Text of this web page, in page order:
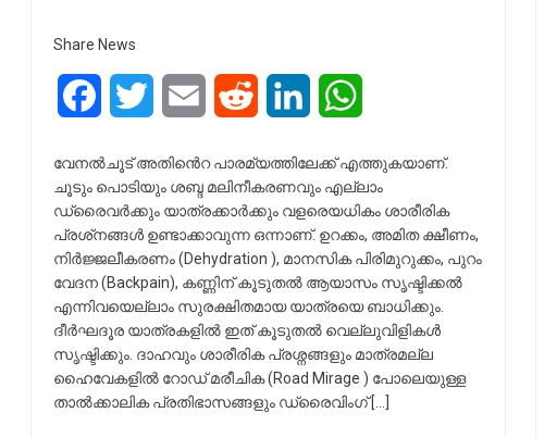
Share News
FacebookTwitter Email Reddit LinkedIn
വേനൽചൂട് അതിൻെറ പാരമ്യത്തിലേക്ക് എത്തുകയാണ്.
ചൂടും പൊടിയും ശബ്ദ മലിനീകരണവും എല്ലാം
ഡ്രൈവർക്കും യാത്രക്കാർക്കും വളരെയധികം ശാരീരിക
പ്രശ്‌നങ്ങൾ ഉണ്ടാക്കാവുന്ന ഒന്നാണ്. ഉറക്കം, അമിത ക്ഷീണം,
നിർജ്ജലീകരണം (Dehydration ), മാനസിക പിരിമുറുക്കം, പുറം
വേദന (Backpain), കണ്ണിന് കൂടുതൽ ആയാസം സൃഷ്ടിക്കൽ
എന്നിവയെല്ലാം സുരക്ഷിതമായ യാത്രയെ ബാധിക്കും.
ദീർഘദൂര യാത്രകളിൽ ഇത് കൂടുതൽ വെല്ലുവിളികൾ
സൃഷ്ടിക്കും. ദാഹവും ശാരീരിക പ്രശ്നങ്ങളും മാത്രമല്ല
ഹൈവേകളിൽ റോഡ് മരീചിക (Road Mirage ) പോലെയുള്ള
താൽക്കാലിക പ്രതിഭാസങ്ങളും ഡ്രൈവിംഗ് […]